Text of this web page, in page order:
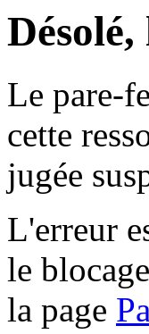
Le pare-
cette
jugée
L'erreur
le
la page